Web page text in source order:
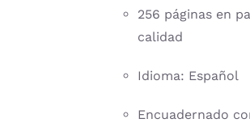
256 páginas en
calidad
Idioma: Español
Encuadernado